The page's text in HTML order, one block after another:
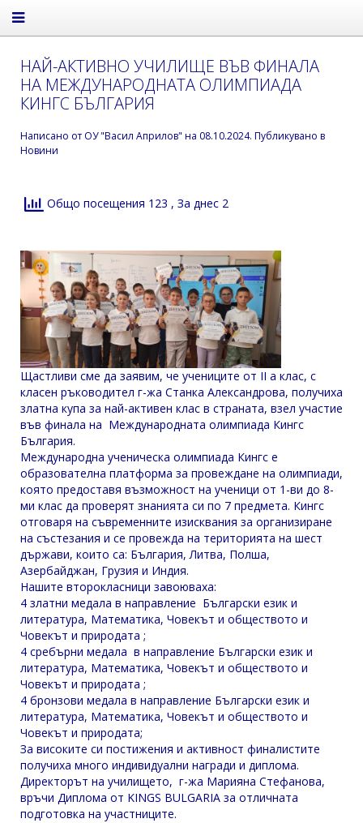
НАЙ-АКТИВНО УЧИЛИЩЕ ВЪВ ФИНАЛА
НА МЕЖДУНАРОДНАТА ОЛИМПИАДА
КИНГС БЪЛГАРИЯ
Написано от ОУ "Васил Априлов" на 08.10.2024. Публикувано в
Новини
Общо посещения 123 , За днес 2
Щастливи сме да заявим, че учениците от II а клас, с
класен ръководител г-жа Станка Александрова, получиха
златна купа за най-активен клас в страната, взел участие
във финала на Международната олимпиада Кингс
България.
Международна ученическа олимпиада Кингс е
образователна платформа за провеждане на олимпиади,
която предоставя възможност на ученици от 1-ви до 8-
ми клас да проверят знанията си по 7 предмета. Кингс
отговаря на съвременните изисквания за организиране
на състезания и се провежда на територията на шест
държави, които са: България, Литва, Полша,
Азербайджан, Грузия и Индия.
Нашите второкласници завоюваха:
4 златни медала в направление Български език и
литература, Математика, Човекът и обществото и
Човекът и природата ;
4 сребърни медала в направление Български език и
литература, Математика, Човекът и обществото и
Човекът и природата ;
4 бронзови медала в направление Български език и
литература, Математика, Човекът и обществото и
Човекът и природата;
За високите си постижения и активност финалистите
получиха много индивидуални награди и диплома.
Директорът на училището, г-жа Марияна Стефанова,
връчи Диплома от KINGS BULGARIA за отличната
подготовка на участниците.